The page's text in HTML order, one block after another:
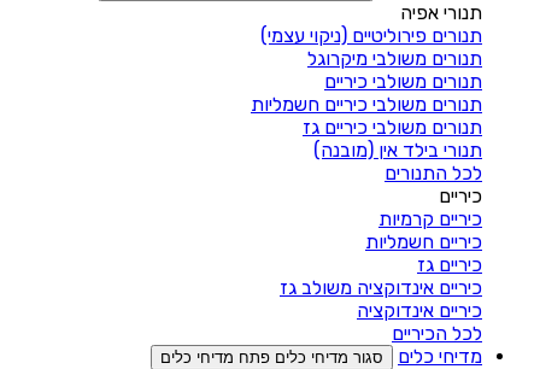
תנורי אפיה
תנורים פירוליטיים (ניקוי עצמי)
תנורים משולבי מיקרוגל
תנורים משולבי כיריים
תנורים משולבי כיריים חשמליות
תנורים משולבי כיריים גז
תנורי בילד אין (מובנה)
לכל התנורים
כיריים
כיריים קרמיות
כיריים חשמליות
כיריים גז
כיריים אינדוקציה משולב גז
כיריים אינדוקציה
לכל הכיריים
מדיחי כלים
סגור מדיחי כלים פתח מדיחי כלים